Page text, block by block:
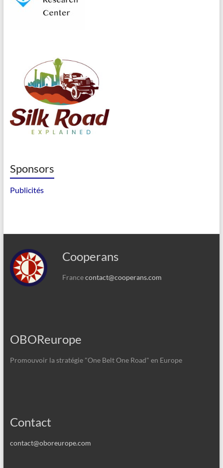
Sponsors
Publicités
Cooperans
Francecontact@cooperans.com
OBOReurope
Promouvoir la stratégie "One Belt One Road" en Europe
Contact
contact@oboreurope.com